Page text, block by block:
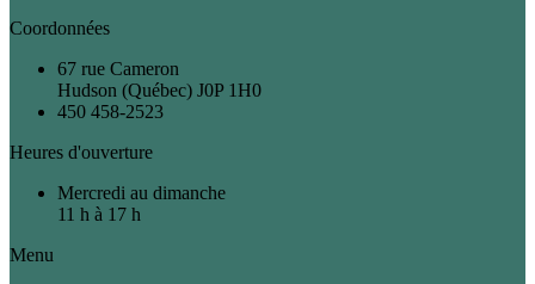
Coordonnées
67 rue Cameron
Hudson (Québec) J0P 1H0
450 458-2523
Heures d'ouverture
Mercredi au dimanche
11 h à 17 h
Menu